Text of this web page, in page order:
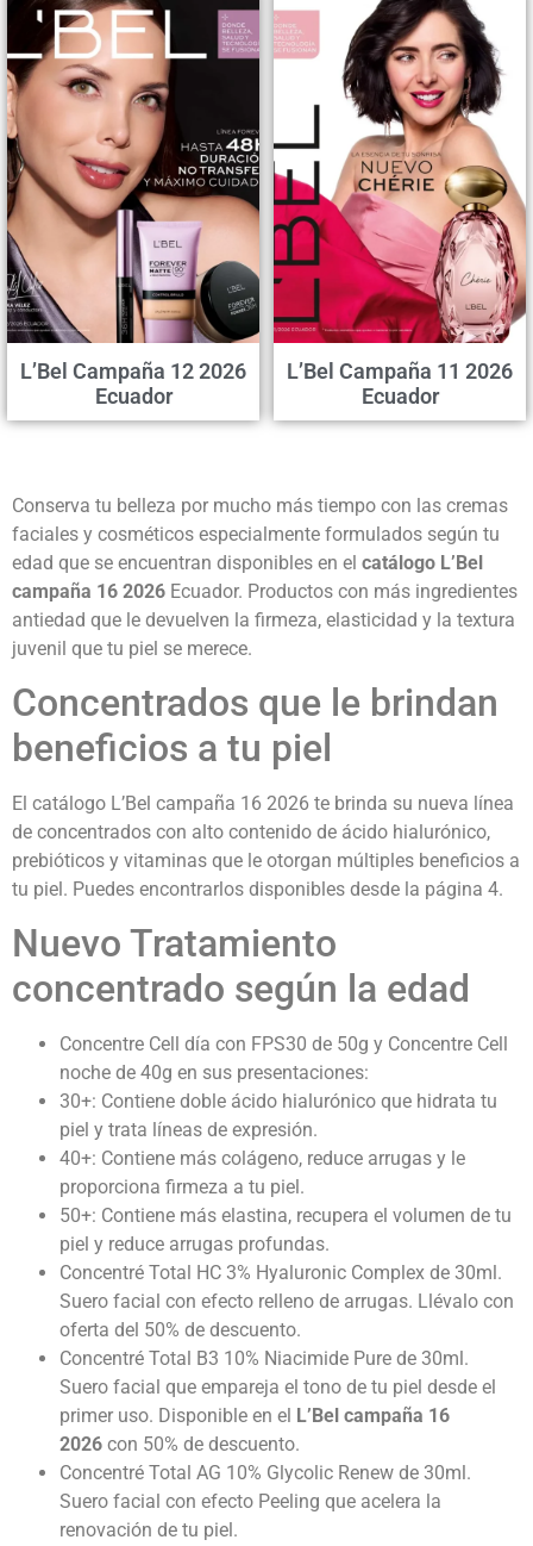
L’Bel Campaña 12 2026
Ecuador
L’Bel Campaña 11 2026
Ecuador
Conserva tu belleza por mucho más tiempo con las cremas
faciales y cosméticos especialmente formulados según tu
edad que se encuentran disponibles en el catálogo L’Bel
campaña 16 2026 Ecuador. Productos con más ingredientes
antiedad que le devuelven la firmeza, elasticidad y la textura
juvenil que tu piel se merece.
Concentrados que le brindan
beneficios a tu piel
El catálogo L’Bel campaña 16 2026 te brinda su nueva línea
de concentrados con alto contenido de ácido hialurónico,
prebióticos y vitaminas que le otorgan múltiples beneficios a
tu piel. Puedes encontrarlos disponibles desde la página 4.
Nuevo Tratamiento
concentrado según la edad
Concentre Cell día con FPS30 de 50g y Concentre Cell
noche de 40g en sus presentaciones:
30+: Contiene doble ácido hialurónico que hidrata tu
piel y trata líneas de expresión.
40+: Contiene más colágeno, reduce arrugas y le
proporciona firmeza a tu piel.
50+: Contiene más elastina, recupera el volumen de tu
piel y reduce arrugas profundas.
Concentré Total HC 3% Hyaluronic Complex de 30ml.
Suero facial con efecto relleno de arrugas. Llévalo con
oferta del 50% de descuento.
Concentré Total B3 10% Niacimide Pure de 30ml.
Suero facial que empareja el tono de tu piel desde el
primer uso. Disponible en el L’Bel campaña 16
2026 con 50% de descuento.
Concentré Total AG 10% Glycolic Renew de 30ml.
Suero facial con efecto Peeling que acelera la
renovación de tu piel.